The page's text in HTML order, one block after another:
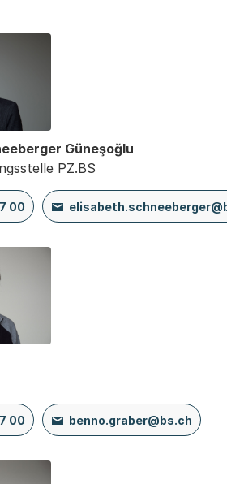
Güneşoğlu
PZ.BS
00
00 benno.graber@bs.ch